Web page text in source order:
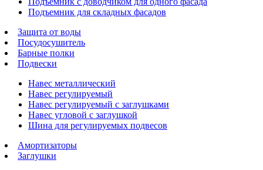
Подъемник для складных фасадов
Защита от воды
Посудосушитель
Барные полки
Подвески
Навес металлический
Навес регулируемый
Навес регулируемый с заглушками
Навес угловой с заглушкой
Шина для регулируемых подвесов
Амортизаторы
Заглушки